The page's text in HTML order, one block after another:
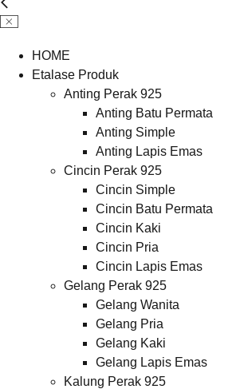
HOME
Etalase Produk
Anting Perak 925
Anting Batu Permata
Anting Simple
Anting Lapis Emas
Cincin Perak 925
Cincin Simple
Cincin Batu Permata
Cincin Kaki
Cincin Pria
Cincin Lapis Emas
Gelang Perak 925
Gelang Wanita
Gelang Pria
Gelang Kaki
Gelang Lapis Emas
Kalung Perak 925